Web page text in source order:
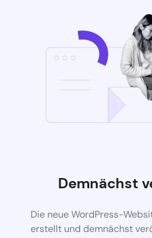
Demnächst
Die neue WordPress-
erstellt und demnächst